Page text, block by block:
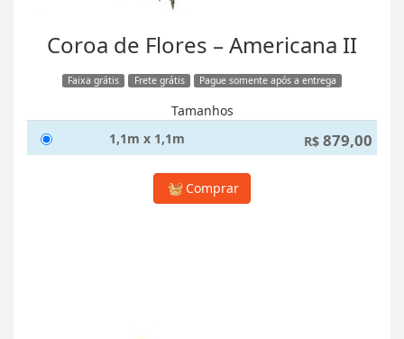
Coroa de Flores – Americana II
Faixa grátis Frete grátis Pague somente após a entrega
Tamanhos
1,1m x 1,1m
R$ 879,00
Comprar